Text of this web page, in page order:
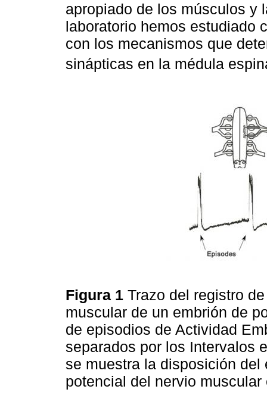
apropiado de los músculos y
laboratorio hemos estudiado
con los mecanismos que
sinápticas en la médula
Figura 1 Trazo del registro
muscular de un embrión de
de episodios de Actividad
separados por los Intervalos
se muestra la disposición
potencial del nervio